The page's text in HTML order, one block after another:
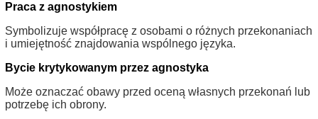
Praca z agnostykiem
Symbolizuje współpracę z osobami o różnych przekonaniach
i umiejętność znajdowania wspólnego języka.
Bycie krytykowanym przez agnostyka
Może oznaczać obawy przed oceną własnych przekonań lub
potrzebę ich obrony.